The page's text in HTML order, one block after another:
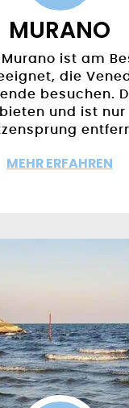
MURANO
Murano ist am
die
besuchen.
und ist nur
MEHR ERFAHREN